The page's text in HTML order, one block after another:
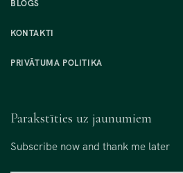
BLOGS
KONTAKTI
PRIVĀTUMA POLITIKA
Parakstīties uz jaunumiem
Subscribe now and thank me later